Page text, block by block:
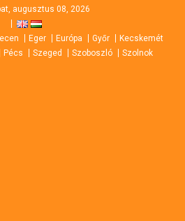
augusztus 08, 2026
Eger Európa Győr
Kecskemét
Pécs Szeged Szoboszló Szolnok